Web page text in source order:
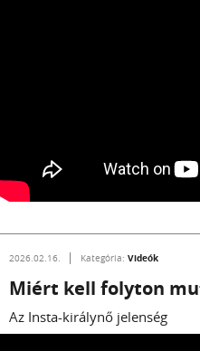
2026.02.16. Kategória: Videók
Miért kell folyton
Az Insta-királynő jelenség